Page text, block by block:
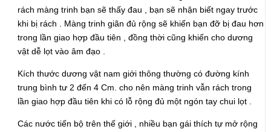
rách màng trinh bạn sẽ thấy đau , bạn sẽ nhận biết ngay trước
khi bị rách . Màng trinh giãn đủ rộng sẽ khiến bạn đỡ bị đau hơn
trong lần giao hợp đầu tiên , đồng thời cũng khiến cho dương
vật dễ lọt vào âm đạo .
Kích thước dương vật nam giới thông thường có đường kính
trung bình tư 2 đến 4 Cm. cho nên màng trinh vẫn rách trong
lần giao hợp đầu tiên khi có lỗ rộng đủ một ngón tay chui lọt .
Các nước tiến bộ trên thế giới , nhiều bạn gái thích tự mở rộng